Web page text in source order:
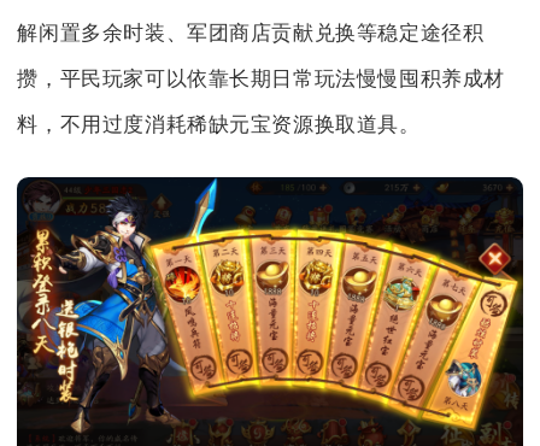
解闲置多余时装、军团商店贡献兑换等稳定途径积
攒，平民玩家可以依靠长期日常玩法慢慢囤积养成材
料，不用过度消耗稀缺元宝资源换取道具。